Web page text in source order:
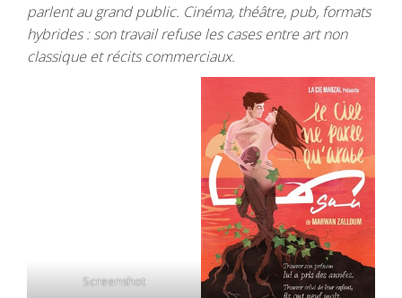
parlent au grand public. Cinéma, théâtre, pub, formats
hybrides : son travail refuse les cases entre art non
classique et récits commerciaux.
Screenshot